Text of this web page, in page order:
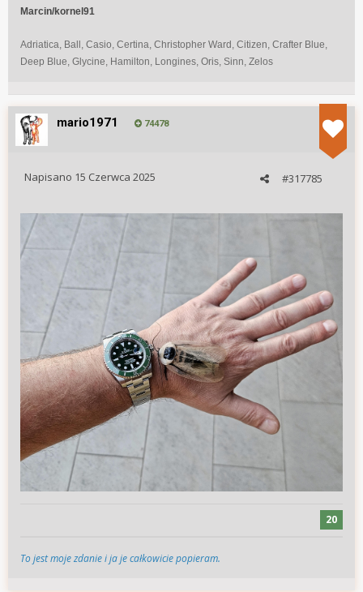
Marcin/kornel91
Adriatica, Ball, Casio, Certina, Christopher Ward, Citizen, Crafter Blue,
Deep Blue, Glycine, Hamilton, Longines, Oris, Sinn, Zelos
mario1971 74478
#317785
Napisano 15 Czerwca 2025
20
To jest moje zdanie i ja je całkowicie popieram.